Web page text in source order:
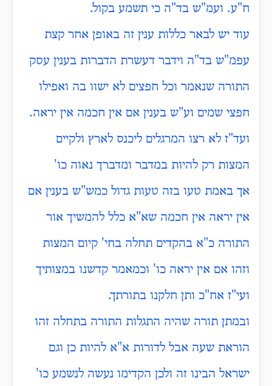
ח"ע. ועמ"ש בד"ה כי תשמע בקול.
עוד יש לבאר כללות ענין זה באופן אחר קצת
עפמ"ש בד"ה וידבר דעשרת הדברות בענין עסק
התורה שנאמר וכל חפצים לא ישוו בה ואפילו
חפצי שמים וע"ש בענין אם אין חכמה אין יראה.
ועד"ז לא רצו המרגלים ליכנס לארץ ולקיים
המצות רק להיות במדבר ומדברך נאוה כו'
אך באמת טעו בזה טעות גדול כמש"ש בענין אם
אין יראה אין חכמה שא"א כלל להמשיך אור
התורה כ"א בהקדים תחלה בחי' קיום המצות
וזהו אם אין יראה כו' וכמאמר קדשנו במצותיך
ועי"ז אח"כ ותן חלקנו בתורתך.
ובמתן תורה שהיה התגלות התורה בתחלה זהו
הוראת שעה אבל לדורות א"א להיות כן וגם
ישראל הבינו זה ולכן הקדימו נעשה לנשמע כו'